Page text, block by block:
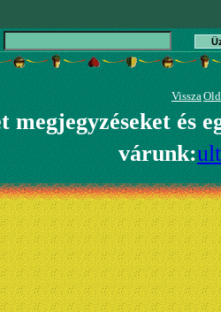
Vissza
megjegyzéseket és
várunk: